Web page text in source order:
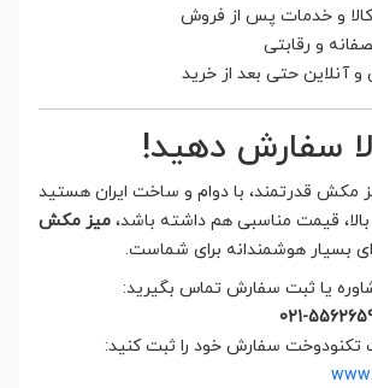
و خدمات پس از فروش
و رقابتی
آنلاین حتی بعد از خرید
سفارش دهید!
مکش قدرتمند، با دوام و ساخت ایران هستید
قیمت مناسبی هم داشته باشد، میز مکش
بسیار هوشمندانه برای شماست.
یا ثبت سفارش تماس بگیرید:
تکنودوخت سفارش خود را ثبت کنید: